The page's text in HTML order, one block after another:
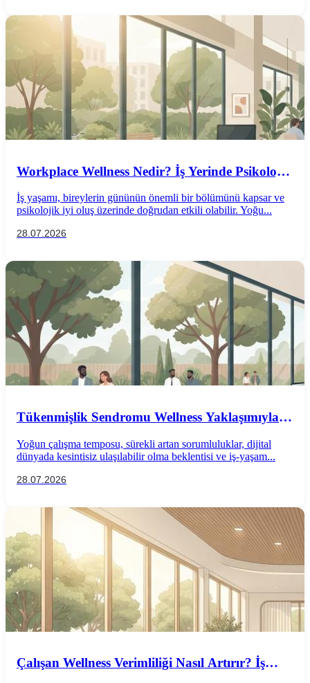
Workplace Wellness Nedir? İş Yerinde Psikolojik
İş yaşamı, bireylerin gününün önemli bir bölümünü kapsar ve
psikolojik iyi oluş üzerinde doğrudan etkili olabilir. Yoğu...
28.07.2026
Tükenmişlik Sendromu Wellness Yaklaşımıyla
Yoğun çalışma temposu, sürekli artan sorumluluklar, dijital
dünyada kesintisiz ulaşılabilir olma beklentisi ve iş-yaşam...
28.07.2026
Çalışan Wellness Verimliliği Nasıl Artırır? İş